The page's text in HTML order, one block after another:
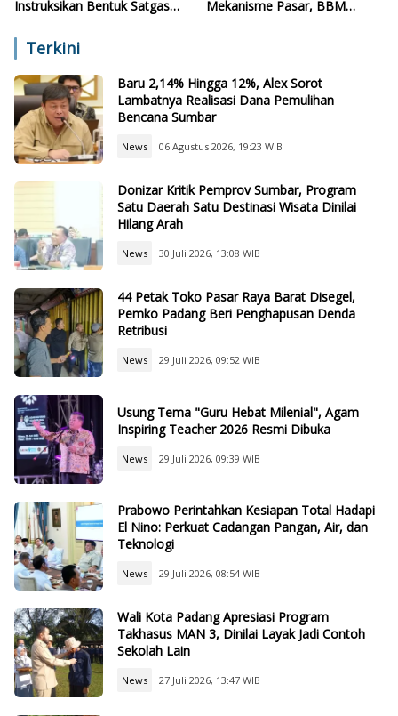
Instruksikan Bentuk Satgas
Mekanisme Pasar, BBM
Terkini
Baru 2,14% Hingga 12%, Alex Sorot
Lambatnya Realisasi Dana Pemulihan
Bencana Sumbar
News 06 Agustus 2026, 19:23 WIB
Donizar Kritik Pemprov Sumbar, Program
Satu Daerah Satu Destinasi Wisata Dinilai
Hilang Arah
News 30 Juli 2026, 13:08 WIB
44 Petak Toko Pasar Raya Barat Disegel,
Pemko Padang Beri Penghapusan Denda
Retribusi
News 29 Juli 2026, 09:52 WIB
Usung Tema "Guru Hebat Milenial", Agam
Inspiring Teacher 2026 Resmi Dibuka
News 29 Juli 2026, 09:39 WIB
Prabowo Perintahkan Kesiapan Total Hadapi
El Nino: Perkuat Cadangan Pangan, Air, dan
Teknologi
News 29 Juli 2026, 08:54 WIB
Wali Kota Padang Apresiasi Program
Takhasus MAN 3, Dinilai Layak Jadi Contoh
Sekolah Lain
News 27 Juli 2026, 13:47 WIB